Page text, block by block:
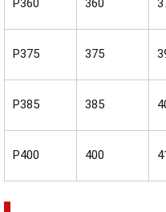
P360 360
P375 375
P385 385
P400 400